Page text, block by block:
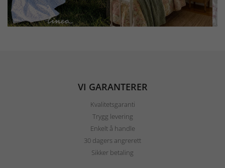
VI GARANTERER
Kvalitetsgaranti
Trygg levering
Enkelt å handle
30 dagers angrerett
Sikker betaling